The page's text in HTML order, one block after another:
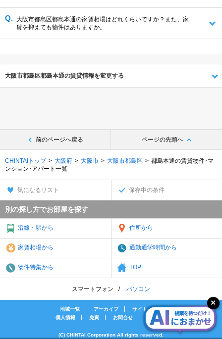
大阪市都島区都島本通の家賃相場はどれくらいですか？また、家
賃を抑えても物件はありますか。
大阪市都島区都島本通の賃貸情報を変更する
前のページへ戻る ページの先頭へ
CHINTAIトップ 大阪府 大阪市 大阪市都島区
都島本通の賃貸物件･マ
ンション･アパート一覧
気になるリスト 保存中の条件
別の探し方でお部屋を探す
沿線・駅から 住所から
家賃相場から 通勤通学時間から
物件特集から TOP
スマートフォン パソコン
地域一覧 アーカイブ
サイトマップ
個人情報
免責 お問合せ 会社案内
(C) CHINTAI Corporation All rights reserved.